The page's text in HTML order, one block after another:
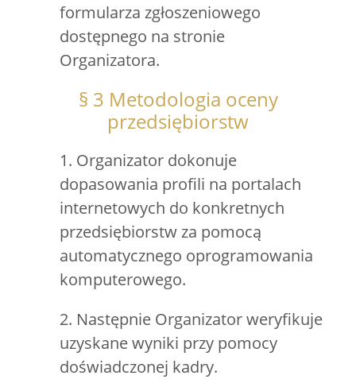
formularza zgłoszeniowego
dostępnego na stronie
Organizatora.
§ 3 Metodologia oceny
przedsiębiorstw
1. Organizator dokonuje
dopasowania profili na portalach
internetowych do konkretnych
przedsiębiorstw za pomocą
automatycznego oprogramowania
komputerowego.
2. Następnie Organizator weryfikuje
uzyskane wyniki przy pomocy
doświadczonej kadry.